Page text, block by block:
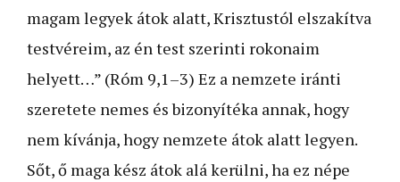
magam legyek átok alatt, Krisztustól elszakítva
testvéreim, az én test szerinti rokonaim
helyett…” (Róm 9,1–3) Ez a nemzete iránti
szeretete nemes és bizonyítéka annak, hogy
nem kívánja, hogy nemzete átok alatt legyen.
Sőt, ő maga kész átok alá kerülni, ha ez népe